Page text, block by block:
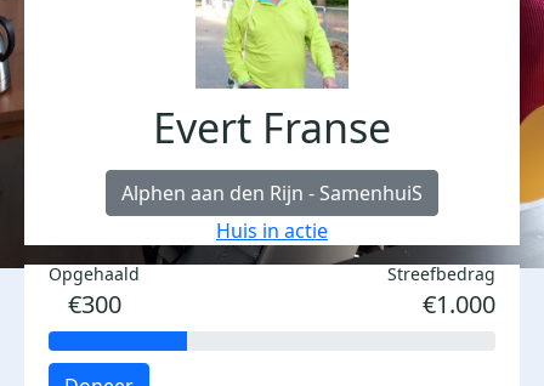
Evert Franse
Alphen aan den Rijn - SamenhuiS
Huis in actie
Opgehaald
€300
Streefbedrag
€1.000